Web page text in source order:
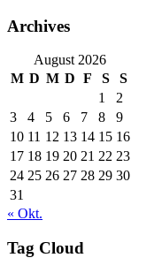
Archives
August 2026
M D M D F S
S
1
2
3
4 5 6 7 8
9
10 11 12 13 14 15 16
17 18 19 20 21 22 23
24 25 26 27 28 29 30
31
« Okt.
Tag Cloud